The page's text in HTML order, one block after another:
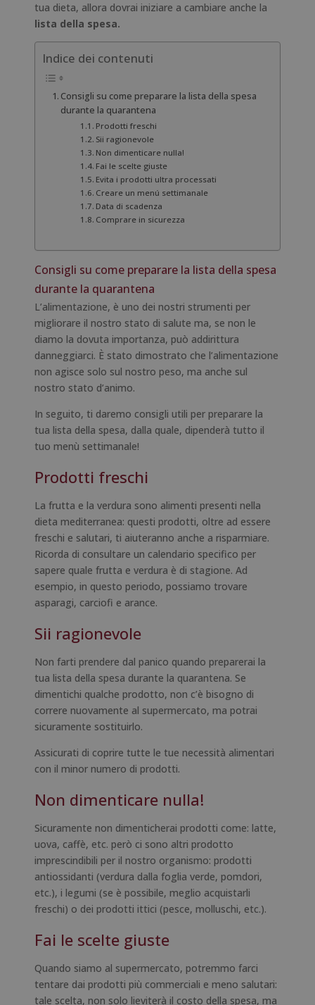
tua dieta, allora dovrai iniziare a cambiare anche la
lista della spesa.
Indice dei contenuti
Consigli su come preparare la lista della spesa
durante la quarantena
Prodotti freschi
Sii ragionevole
Non dimenticare nulla!
Fai le scelte giuste
Evita i prodotti ultra processati
Creare un menú settimanale
Data di scadenza
Comprare in sicurezza
Consigli su come preparare la lista della spesa
durante la quarantena
L’alimentazione, è uno dei nostri strumenti per
migliorare il nostro stato di salute ma, se non le
diamo la dovuta importanza, può addirittura
danneggiarci. È stato dimostrato che l’alimentazione
non agisce solo sul nostro peso, ma anche sul
nostro stato d’animo.
In seguito, ti daremo consigli utili per preparare la
tua lista della spesa, dalla quale, dipenderà tutto il
tuo menù settimanale!
Prodotti freschi
La frutta e la verdura sono alimenti presenti nella
dieta mediterranea: questi prodotti, oltre ad essere
freschi e salutari, ti aiuteranno anche a risparmiare.
Ricorda di consultare un calendario specifico per
sapere quale frutta e verdura è di stagione. Ad
esempio, in questo periodo, possiamo trovare
asparagi, carciofi e arance.
Sii ragionevole
Non farti prendere dal panico quando preparerai la
tua lista della spesa durante la quarantena. Se
dimentichi qualche prodotto, non c’è bisogno di
correre nuovamente al supermercato, ma potrai
sicuramente sostituirlo.
Assicurati di coprire tutte le tue necessità alimentari
con il minor numero di prodotti.
Non dimenticare nulla!
Sicuramente non dimenticherai prodotti come: latte,
uova, caffè, etc. però ci sono altri prodotto
imprescindibili per il nostro organismo: prodotti
antiossidanti (verdura dalla foglia verde, pomdori,
etc.), i legumi (se è possibile, meglio acquistarli
freschi) o dei prodotti ittici (pesce, molluschi, etc.).
Fai le scelte giuste
Quando siamo al supermercato, potremmo farci
tentare dai prodotti più commerciali e meno salutari:
tale scelta, non solo lieviterà il costo della spesa, ma